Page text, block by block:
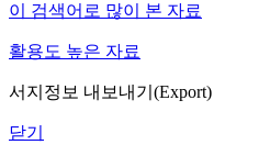
이 검색어로 많이 본 자료
활용도 높은 자료
서지정보 내보내기(Export)
닫기